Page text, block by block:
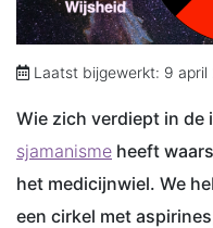
Laatst bijgewerkt: 9
Wie zich verdiept in
sjamanisme heeft
het medicijnwiel. We
een cirkel met